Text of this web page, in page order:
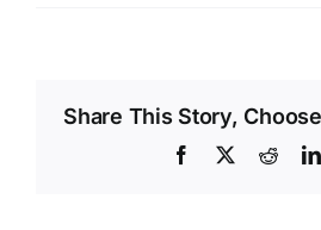
Share This Story,
Facebook
X Reddit